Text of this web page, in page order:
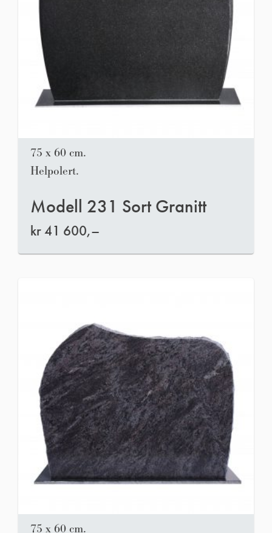
75 x 60 cm.
Helpolert.
Modell 231 Sort Granitt
kr41 600,–
75 x 60 cm.